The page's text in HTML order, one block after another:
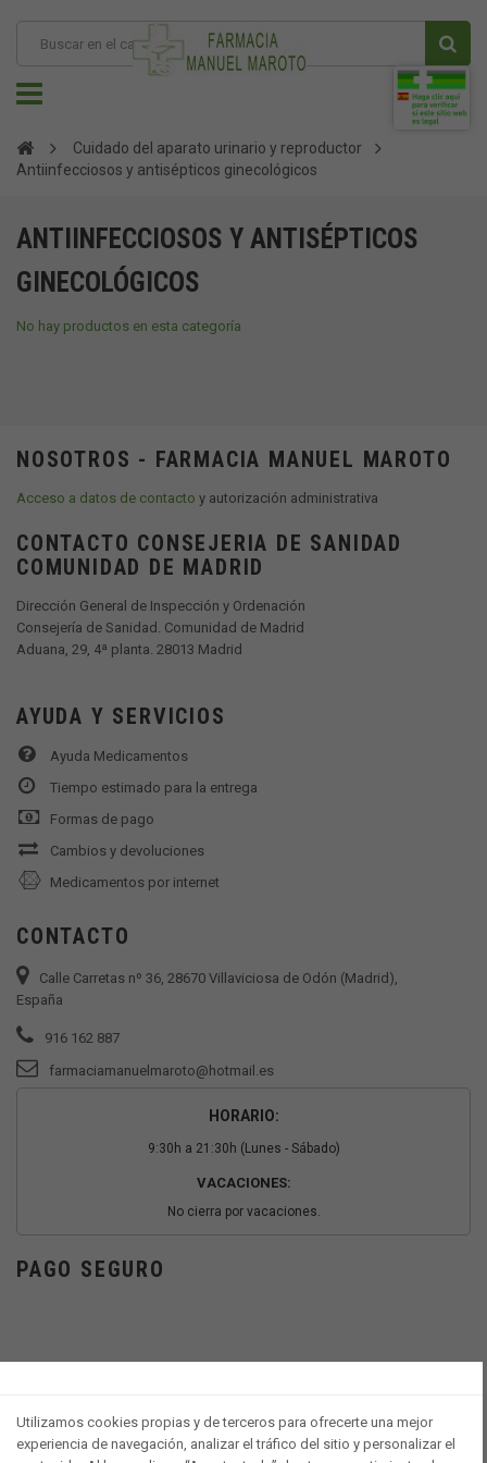
Cuidado del aparato urinario y reproductor
Antiinfecciosos y antisépticos ginecológicos
ANTIINFECCIOSOS Y ANTISÉPTICOS
GINECOLÓGICOS
No hay productos en esta categoría
NOSOTROS - FARMACIA MANUEL MAROTO
Acceso a datos de contacto y autorización administrativa
CONTACTO CONSEJERIA DE SANIDAD
COMUNIDAD DE MADRID
Dirección General de Inspección y Ordenación
Consejería de Sanidad. Comunidad de Madrid
Aduana, 29, 4ª planta. 28013 Madrid
AYUDA Y SERVICIOS
Ayuda Medicamentos
Tiempo estimado para la entrega
Formas de pago
Cambios y devoluciones
Medicamentos por internet
CONTACTO
Calle Carretas nº 36, 28670 Villaviciosa de Odón (Madrid),
España
916 162 887
farmaciamanuelmaroto@hotmail.es
HORARIO:
9:30h a 21:30h (Lunes - Sábado)
VACACIONES:
No cierra por vacaciones.
PAGO SEGURO
Utilizamos cookies propias y de terceros para ofrecerte una mejor
experiencia de navegación, analizar el tráfico del sitio y personalizar el